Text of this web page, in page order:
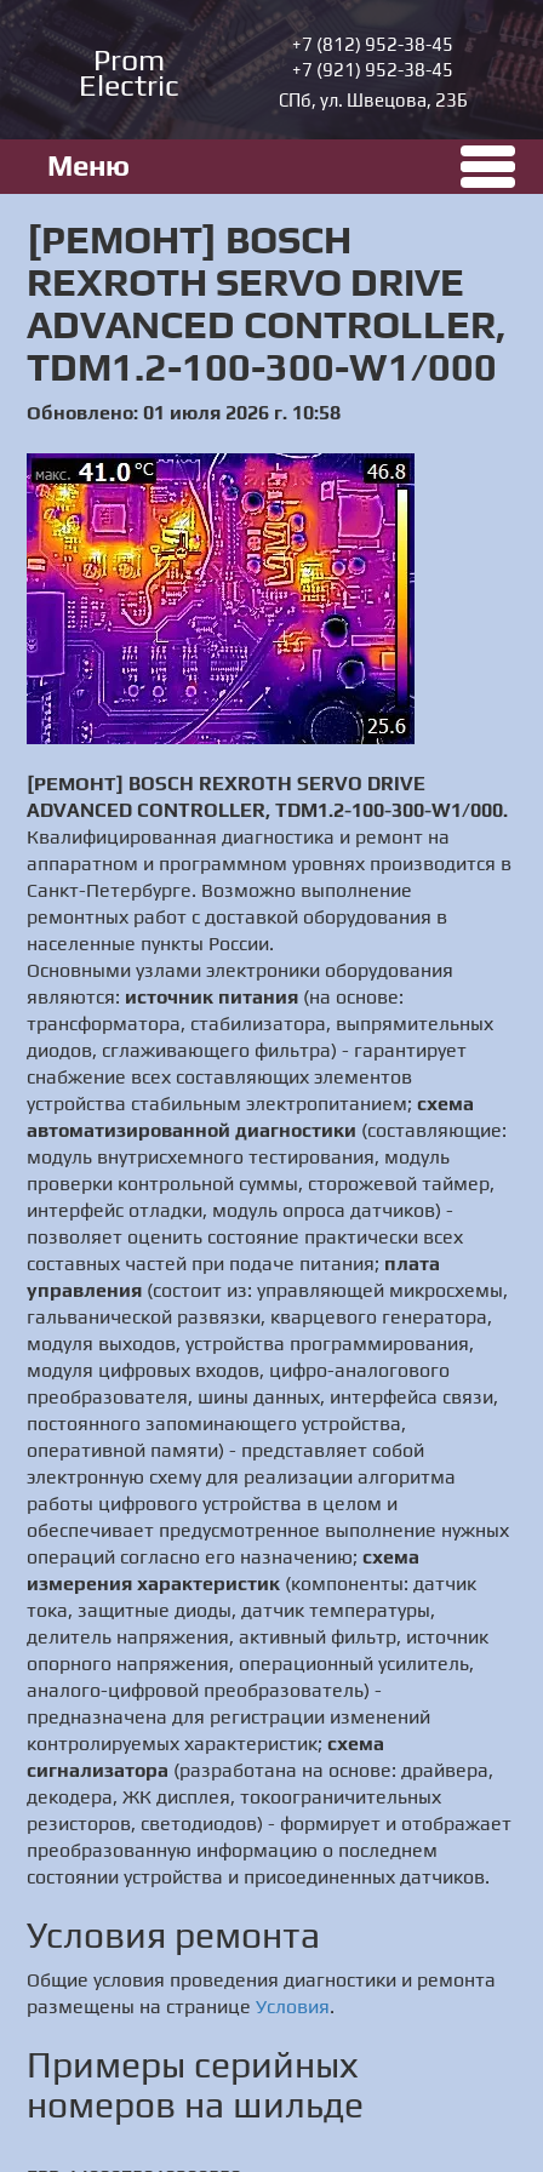
Prom
Electric
+7 (812) 952-38-45
+7 (921) 952-38-45
СПб, ул. Швецова, 23Б
Меню
[РЕМОНТ] BOSCH
REXROTH SERVO DRIVE
ADVANCED CONTROLLER,
TDM1.2-100-300-W1/000
Обновлено: 01 июля 2026 г. 10:58
[РЕМОНТ] BOSCH REXROTH SERVO DRIVE
ADVANCED CONTROLLER, TDM1.2-100-300-W1/000.
Квалифицированная диагностика и ремонт на
аппаратном и программном уровнях производится в
Санкт-Петербурге. Возможно выполнение
ремонтных работ с доставкой оборудования в
населенные пункты России.
Основными узлами электроники оборудования
являются: источник питания (на основе:
трансформатора, стабилизатора, выпрямительных
диодов, сглаживающего фильтра) - гарантирует
снабжение всех составляющих элементов
устройства стабильным электропитанием;схема
автоматизированной диагностики (составляющие:
модуль внутрисхемного тестирования, модуль
проверки контрольной суммы, сторожевой таймер,
интерфейс отладки, модуль опроса датчиков) -
позволяет оценить состояние практически всех
составных частей при подаче питания; плата
управления (состоит из: управляющей микросхемы,
гальванической развязки, кварцевого генератора,
модуля выходов, устройства программирования,
модуля цифровых входов, цифро-аналогового
преобразователя, шины данных, интерфейса связи,
постоянного запоминающего устройства,
оперативной памяти) - представляет собой
электронную схему для реализации алгоритма
работы цифрового устройства в целом и
обеспечивает предусмотренное выполнение нужных
операций согласно его назначению;схема
измерения характеристик (компоненты: датчик
тока, защитные диоды, датчик температуры,
делитель напряжения, активный фильтр, источник
опорного напряжения, операционный усилитель,
аналого-цифровой преобразователь) -
предназначена для регистрации изменений
контролируемых характеристик;схема
сигнализатора (разработана на основе: драйвера,
декодера, ЖК дисплея, токоограничительных
резисторов, светодиодов) - формирует и отображает
преобразованную информацию о последнем
состоянии устройства и присоединенных датчиков.
Условия ремонта
Общие условия проведения диагностики и ремонта
размещены на страницеУсловия.
Примеры серийных
номеров на шильде